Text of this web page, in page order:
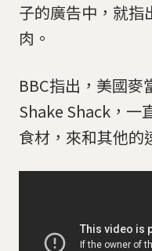
子的廣告中，就指
肉。
BBC指出，美國麥
Shake Shack，一
食材，來和其他的